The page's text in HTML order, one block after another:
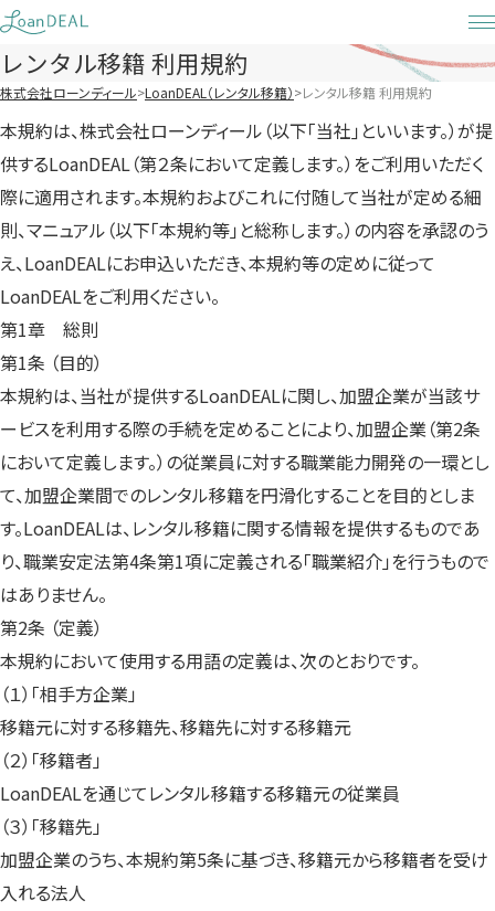
Skip
to
content
レンタル移籍 利用規約
株式会社ローンディール LoanDEAL（レンタル移籍） レンタル移籍 利用規約
本規約は、株式会社ローンディール（以下｢当社｣といいます。）が提
供するLoanDEAL（第２条において定義します。）をご利用いただく
際に適用されます。本規約およびこれに付随して当社が定める細
則、マニュアル（以下｢本規約等｣と総称します。）の内容を承認のう
え、LoanDEALにお申込いただき、本規約等の定めに従って
LoanDEALをご利用ください。
第1章 総則
第1条 （目的）
本規約は、当社が提供するLoanDEALに関し、加盟企業が当該サ
ービスを利用する際の手続を定めることにより、加盟企業（第2条
において定義します。）の従業員に対する職業能力開発の一環とし
て、加盟企業間でのレンタル移籍を円滑化することを目的としま
す。LoanDEALは、レンタル移籍に関する情報を提供するものであ
り、職業安定法第4条第1項に定義される「職業紹介」を行うもので
はありません。
第2条 （定義）
本規約において使用する用語の定義は、次のとおりです。
（１）「相手方企業」
移籍元に対する移籍先、移籍先に対する移籍元
（２）「移籍者」
LoanDEALを通じてレンタル移籍する移籍元の従業員
（３）「移籍先」
加盟企業のうち、本規約第5条に基づき、移籍元から移籍者を受け
入れる法人